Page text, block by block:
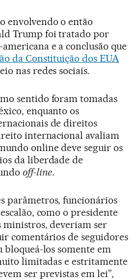
envolvendo o então
Trump foi tratado por
e a conclusão que
da Constituição dos EUA
nas redes sociais.
sentido foram tomadas
enquanto os
de direitos
internacional avaliam
online deve seguir os
da liberdade de
off-line.
parâmetros, funcionários
como o presidente
ministros, deveriam ser
comentários de seguidores
bloqueá-los somente em
limitadas e estritamente
ser previstas em lei”,